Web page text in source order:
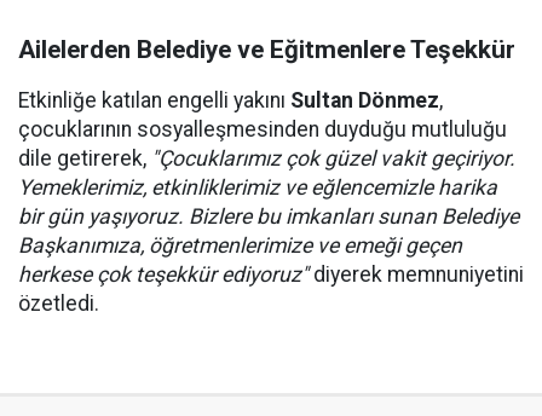
Ailelerden Belediye ve Eğitmenlere Teşekkür
Etkinliğe katılan engelli yakını Sultan Dönmez,
çocuklarının sosyalleşmesinden duyduğu mutluluğu
dile getirerek, "Çocuklarımız çok güzel vakit geçiriyor.
Yemeklerimiz, etkinliklerimiz ve eğlencemizle harika
bir gün yaşıyoruz. Bizlere bu imkanları sunan Belediye
Başkanımıza, öğretmenlerimize ve emeği geçen
herkese çok teşekkür ediyoruz"diyerek memnuniyetini
özetledi.